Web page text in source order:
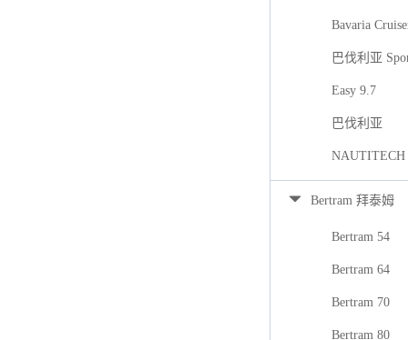
Bavaria
巴伐利亚
Easy 9.7
巴伐利亚
NAUTITECH
Bertram 拜泰姆
Bertram 54
Bertram 64
Bertram 70
Bertram 80